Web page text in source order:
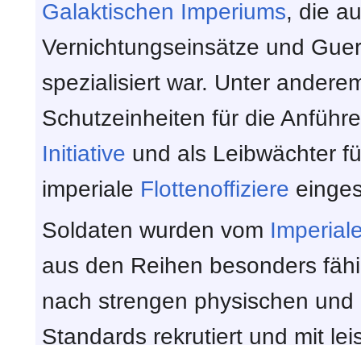
Galaktischen Imperiums, die
Vernichtungseinsätze und
spezialisiert war. Unter
Schutzeinheiten für die
Initiative und als Leibwächter
imperiale Flottenoffiziere
Soldaten wurden vom
aus den Reihen besonders
nach strengen physischen
Standards rekrutiert und mit